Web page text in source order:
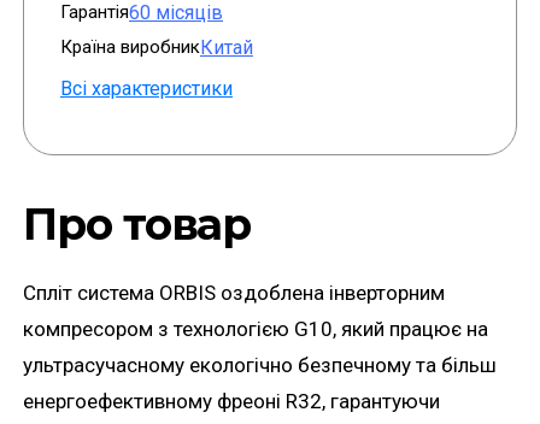
Гарантія60 місяців
Країна виробникКитай
Всі характеристики
Про товар
Спліт система ORBIS оздоблена інверторним
компресором з технологією G10, який працює на
ультрасучасному екологічно безпечному та більш
енергоефективному фреоні R32, гарантуючи